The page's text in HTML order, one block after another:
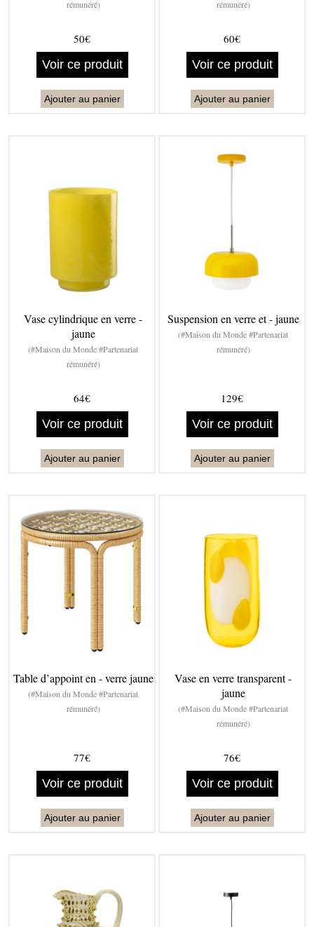
rémunéré)
50€
Voir ce produit
Ajouter au panier
rémunéré)
60€
Voir ce produit
Ajouter au panier
Vase cylindrique en verre -
jaune
(#Maison du Monde #Partenariat
rémunéré)
64€
Voir ce produit
Ajouter au panier
Suspension en verre et - jaune
(#Maison du Monde #Partenariat
rémunéré)
129€
Voir ce produit
Ajouter au panier
Table d’appoint en - verre jaune
(#Maison du Monde #Partenariat
rémunéré)
77€
Voir ce produit
Ajouter au panier
Vase en verre transparent -
jaune
(#Maison du Monde #Partenariat
rémunéré)
76€
Voir ce produit
Ajouter au panier